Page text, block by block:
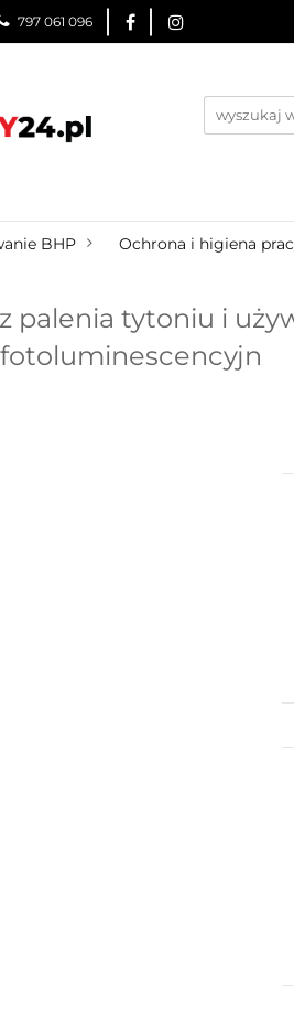
797 061 096
DROGOWE URZĄDZENIA BRD
BHP Ochrona i higiena
palenia tytoniu i
fotoluminescencyjn